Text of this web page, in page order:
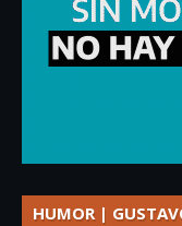
HUMOR |